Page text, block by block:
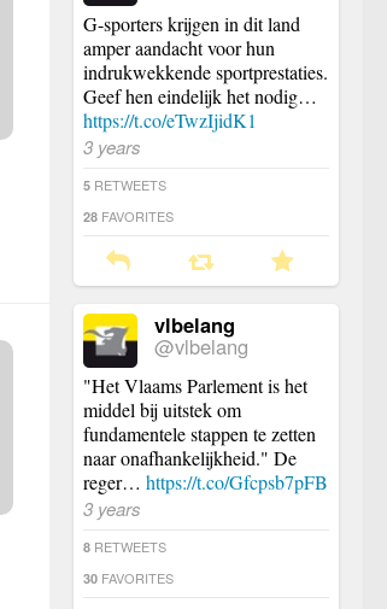
G-sporters krijgen in dit land
amper aandacht voor hun
indrukwekkende sportprestaties.
Geef hen eindelijk het nodig…
https://t.co/eTwzIjidK1
3 years
5 RETWEETS
28 FAVORITES
vlbelang
@vlbelang
"Het Vlaams Parlement is het
middel bij uitstek om
fundamentele stappen te zetten
naar onafhankelijkheid." De
reger… https://t.co/Gfcpsb7pFB
3 years
8 RETWEETS
30 FAVORITES